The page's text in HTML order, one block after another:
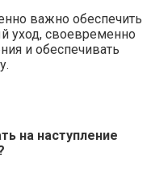
важно обеспечить
уход, своевременно
и обеспечивать
на наступление